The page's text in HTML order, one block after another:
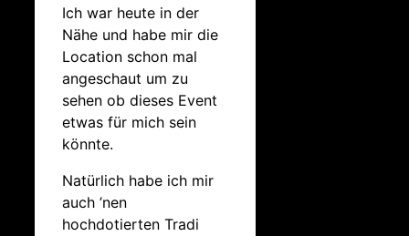
Ich war heute in der
Nähe und habe mir die
Location schon mal
angeschaut um zu
sehen ob dieses Event
etwas für mich sein
könnte.
Natürlich habe ich mir
auch ’nen
hochdotierten Tradi